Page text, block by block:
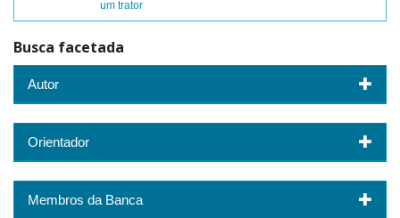
um trator
Busca facetada
Autor
Orientador
Membros da Banca